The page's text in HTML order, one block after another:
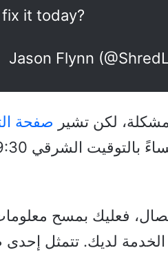
it today?
لكن تشير صفحة
لديك. تتمثل إحدى